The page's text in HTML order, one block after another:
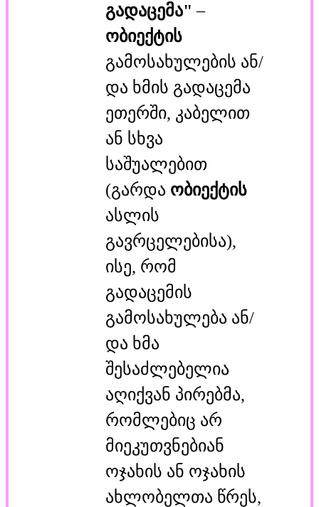
გადაცემა"–
ობიექტის
გამოსახულების ან/
და ხმის გადაცემა
ეთერში, კაბელით
ან სხვა
საშუალებით
(გარდა ობიექტის
ასლის
გავრცელებისა),
ისე, რომ
გადაცემის
გამოსახულება ან/
და ხმა
შესაძლებელია
აღიქვან პირებმა,
რომლებიც არ
მიეკუთვნებიან
ოჯახის ან ოჯახის
ახლობელთა წრეს,